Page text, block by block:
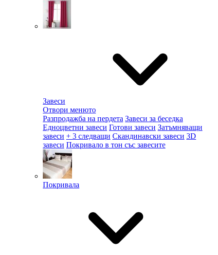
Завеси
Отвори менюто
Разпродажба на пердета Завеси за беседка
Едноцветни завеси Готови завеси Затъмняващи
завеси + 3 следващи Скандинавски завеси 3D
завеси Покривало в тон със завесите
Покривала